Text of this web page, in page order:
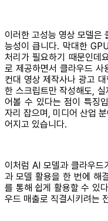
이러한 고성능 영상 모델은
능성이 큽니다. 막대한
처리가 필요하기 때문인데
로 제공하면서 클라우드 사
컨대 영상 제작사나 광고
한 스크립트만 작성해도,
어볼 수 있다는 점이 특징
자리 잡으며, 미디어 산업
어지고 있습니다.
이처럼 AI 모델과 클라우드
과 모델 활용을 한 번에 해
를 통해 쉽게 활용할 수 있
우드 매출로 직결시키려는